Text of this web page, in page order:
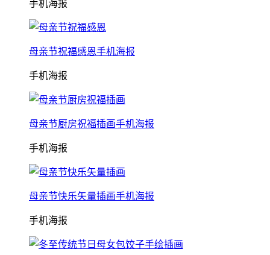
手机海报
母亲节祝福感恩手机海报
手机海报
母亲节厨房祝福插画手机海报
手机海报
母亲节快乐矢量插画手机海报
手机海报